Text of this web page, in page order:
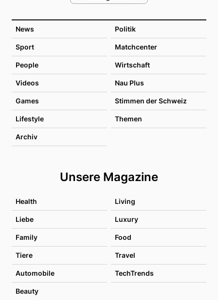
News Politik
Sport Matchcenter
People Wirtschaft
Videos Nau Plus
Games Stimmen der Schweiz
Lifestyle Themen
Archiv
Unsere Magazine
Health Living
Liebe Luxury
Family Food
Tiere Travel
Automobile TechTrends
Beauty